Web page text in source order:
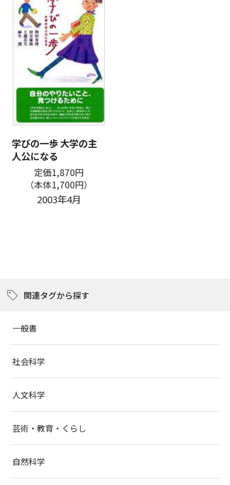
学びの一歩 大学の主
人公になる
定価1,870円
（本体1,700円）
2003年4月
関連タグから探す
一般書
社会科学
人文科学
芸術・教育・くらし
自然科学